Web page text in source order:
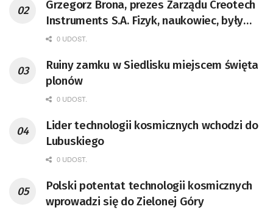
Grzegorz Brona, prezes Zarządu Creotech
Instruments S.A. Fizyk, naukowiec, były
pracownik CERN w Genewie,
doktor habilitowany nauk fizycznych,
koordynator Rady Sektorowej ds.
Kompetencji Przemysłu Lotniczo-
Badań Kosmicznych i Satelitarnych PAN.
0 UDOST.
Ruiny zamku w Siedlisku miejscem święta
plonów
0 UDOST.
Lider technologii kosmicznych wchodzi do
Lubuskiego
0 UDOST.
Polski potentat technologii kosmicznych
wprowadzi się do Zielonej Góry